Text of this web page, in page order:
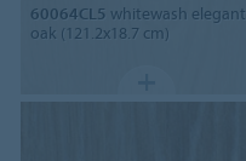
60064CL5 whitewash elegant
oak (121.2x18.7 cm)